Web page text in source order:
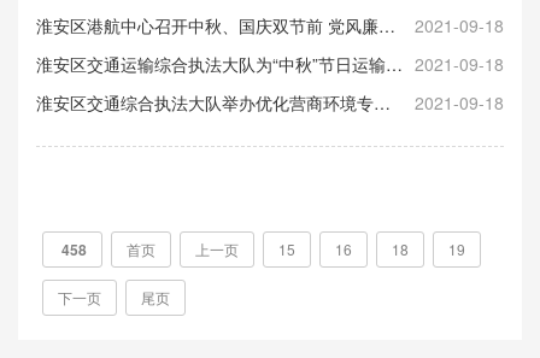
2021-09-18
淮安区港航中心召开中秋、国庆双节前 党风廉政暨营商环境建设工作会议
2021-09-18
淮安区交通运输综合执法大队为“中秋”节日运输保驾护航
2021-09-18
淮安区交通综合执法大队举办优化营商环境专题讲座，为行业经济高质量发展助力
458 首页 上一页 15 16 18 19
下一页 尾页